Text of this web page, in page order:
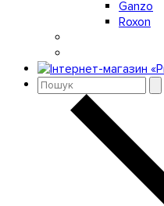
Ganzo
Roxon